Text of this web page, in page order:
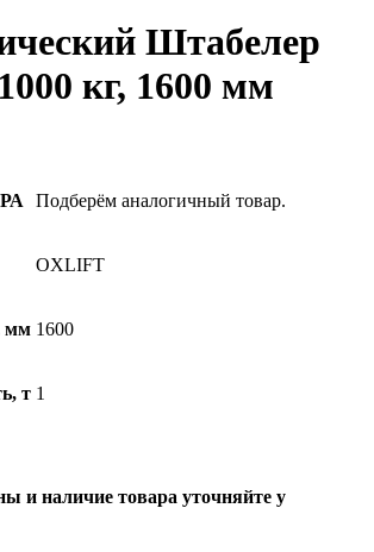
Штабелер
кг, 1600 мм
Подберём аналогичный товар.
OXLIFT
мм 1600
т 1
и наличие товара уточняйте у